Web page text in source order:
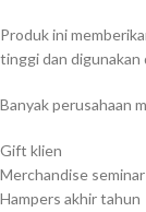
Produk ini
tinggi dan digunakan
Banyak perusahaan
Gift klien
Merchandise seminar
Hampers akhir tahun